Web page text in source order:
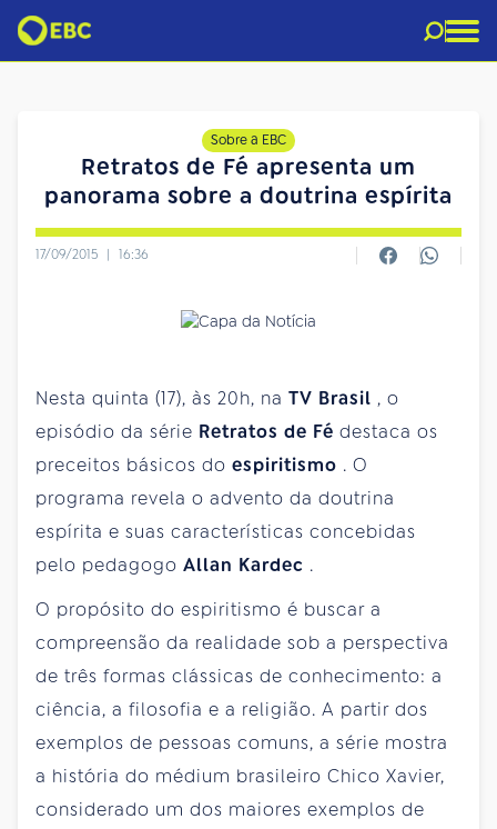
Sobre a EBC
Retratos de Fé apresenta um
panorama sobre a doutrina espírita
17/09/2015 | 16:36
Nesta quinta (17), às 20h, na TV Brasil , o
episódio da série Retratos de Fé destaca os
preceitos básicos do espiritismo . O
programa revela o advento da doutrina
espírita e suas características concebidas
pelo pedagogo Allan Kardec .
O propósito do espiritismo é buscar a
compreensão da realidade sob a perspectiva
de três formas clássicas de conhecimento: a
ciência, a filosofia e a religião. A partir dos
exemplos de pessoas comuns, a série mostra
a história do médium brasileiro Chico Xavier,
considerado um dos maiores exemplos de